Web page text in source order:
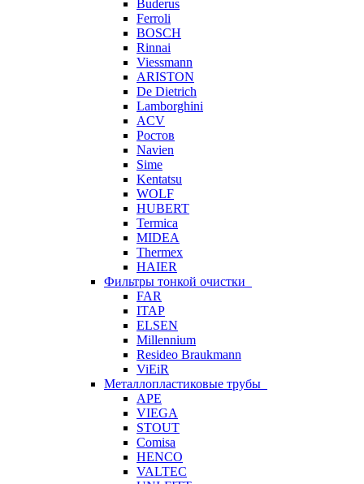
Buderus
Ferroli
BOSCH
Rinnai
Viessmann
ARISTON
De Dietrich
Lamborghini
ACV
Ростов
Navien
Sime
Kentatsu
WOLF
HUBERT
Termica
MIDEA
Thermex
HAIER
Фильтры тонкой очистки
FAR
ITAP
ELSEN
Millennium
Resideo Braukmann
ViEiR
Металлопластиковые трубы
APE
VIEGA
STOUT
Comisa
HENCO
VALTEC